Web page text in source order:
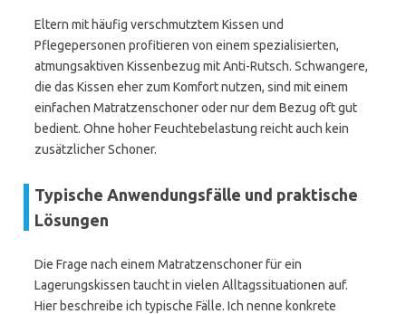
Eltern mit häufig verschmutztem Kissen und
Pflegepersonen profitieren von einem spezialisierten,
atmungsaktiven Kissenbezug mit Anti-Rutsch. Schwangere,
die das Kissen eher zum Komfort nutzen, sind mit einem
einfachen Matratzenschoner oder nur dem Bezug oft gut
bedient. Ohne hoher Feuchtebelastung reicht auch kein
zusätzlicher Schoner.
Typische Anwendungsfälle und praktische
Lösungen
Die Frage nach einem Matratzenschoner für ein
Lagerungskissen taucht in vielen Alltagssituationen auf.
Hier beschreibe ich typische Fälle. Ich nenne konkrete